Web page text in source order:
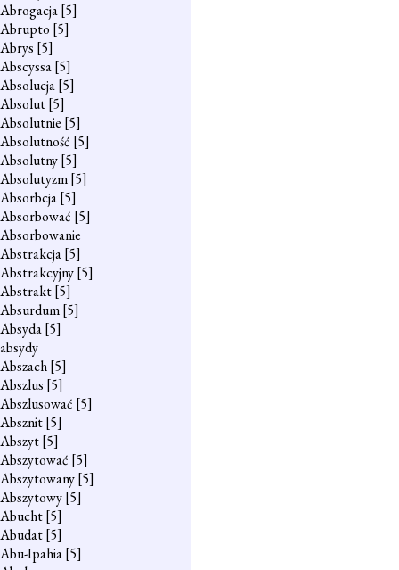
Abrogacja[5]
Abrupto [5]
Abrys [5]
Abscyssa[5]
Absolucja[5]
Absolut[5]
Absolutnie [5]
Absolutność [5]
Absolutny[5]
Absolutyzm[5]
Absorbcja[5]
Absorbować [5]
Absorbowanie
Abstrakcja[5]
Abstrakcyjny[5]
Abstrakt[5]
Absurdum[5]
Absyda[5]
absydy
Abszach[5]
Abszlus [5]
Abszlusować [5]
Absznit[5]
Abszyt[5]
Abszytować [5]
Abszytowany[5]
Abszytowy[5]
Abucht[5]
Abudat[5]
Abu-Ipahia[5]